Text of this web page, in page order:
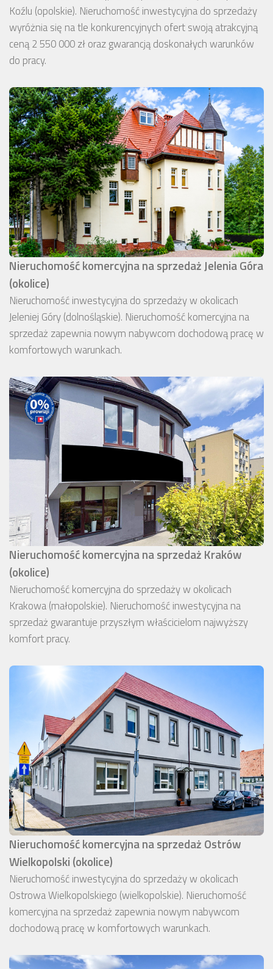
Koźlu (opolskie). Nieruchomość inwestycyjna do sprzedaży
wyróżnia się na tle konkurencyjnych ofert swoją atrakcyjną
ceną 2 550 000 zł oraz gwarancją doskonałych warunków
do pracy.
Nieruchomość komercyjna na sprzedaż Jelenia Góra
(okolice)
Nieruchomość inwestycyjna do sprzedaży w okolicach
Jeleniej Góry (dolnośląskie). Nieruchomość komercyjna na
sprzedaż zapewnia nowym nabywcom dochodową pracę w
komfortowych warunkach.
Nieruchomość komercyjna na sprzedaż Kraków
(okolice)
Nieruchomość komercyjna do sprzedaży w okolicach
Krakowa (małopolskie). Nieruchomość inwestycyjna na
sprzedaż gwarantuje przyszłym właścicielom najwyższy
komfort pracy.
Nieruchomość komercyjna na sprzedaż Ostrów
Wielkopolski (okolice)
Nieruchomość inwestycyjna do sprzedaży w okolicach
Ostrowa Wielkopolskiego (wielkopolskie). Nieruchomość
komercyjna na sprzedaż zapewnia nowym nabywcom
dochodową pracę w komfortowych warunkach.